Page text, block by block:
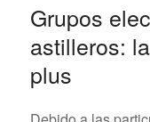
Grupos
astilleros:
plus